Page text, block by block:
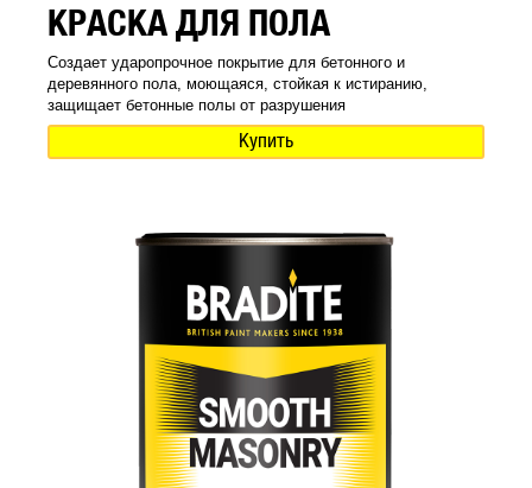
КРАСКА ДЛЯ ПОЛА
Создает ударопрочное покрытие для бетонного и
деревянного пола, моющаяся, стойкая к истиранию,
защищает бетонные полы от разрушения
Купить